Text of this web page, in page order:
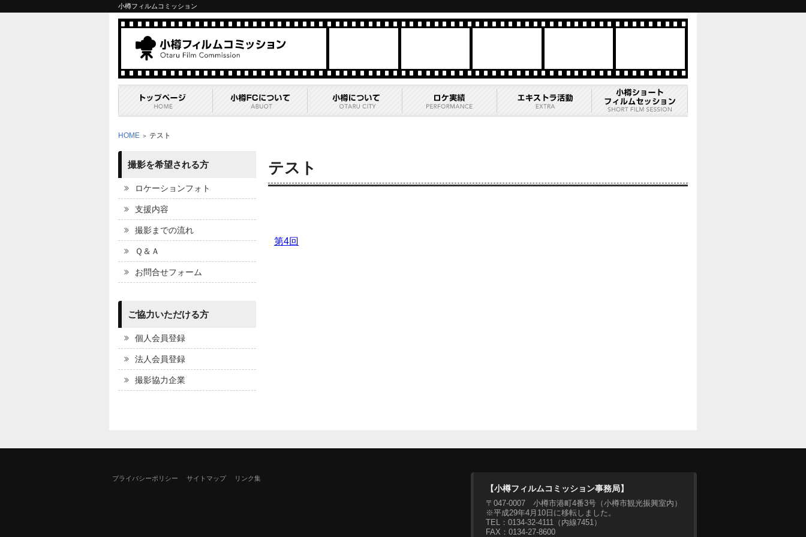
小樽フィルムコミッション
HOME ＞ テスト
テスト
第4回
撮影を希望される方
ロケーションフォト
支援内容
撮影までの流れ
Ｑ＆Ａ
お問合せフォーム
ご協力いただける方
個人会員登録
法人会員登録
撮影協力企業
プライバシーポリシー サイトマップ リンク集
【小樽フィルムコミッション事務局】
〒047-0007 小樽市港町4番3号（小樽市観光振興室内）
※平成29年4月10日に移転しました。
TEL：0134-32-4111（内線7451）
FAX：0134-27-8600